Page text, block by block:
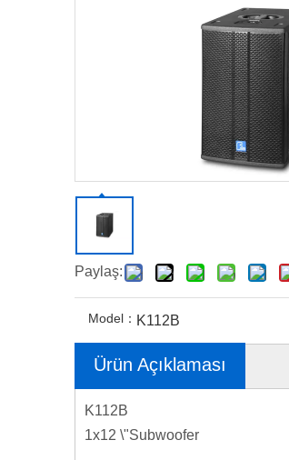
Paylaş:
Model： K112B
Ürün Açıklaması
K112B
1x12 \"Subwoofer